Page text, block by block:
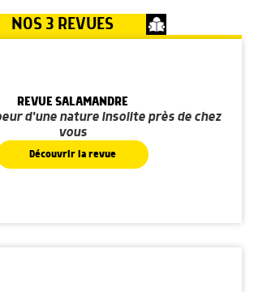
NOS 3 REVUES
REVUE SALAMANDRE
d'une nature insolite près de chez
vous
Découvrir la revue